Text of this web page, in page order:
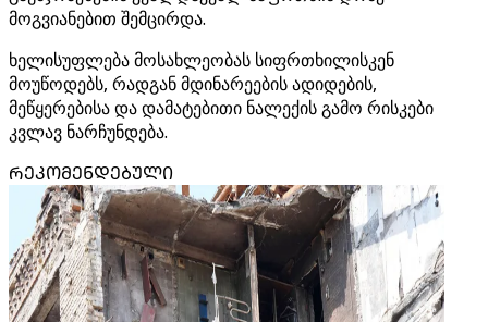
მოგვიანებით შემცირდა.
ხელისუფლება მოსახლეობას სიფრთხილისკენ
მოუწოდებს, რადგან მდინარეების ადიდების,
მეწყერებისა და დამატებითი ნალექის გამო რისკები
კვლავ ნარჩუნდება.
ᲠᲔᲙᲝᲛᲔᲜᲓᲔᲑᲣᲚᲘ